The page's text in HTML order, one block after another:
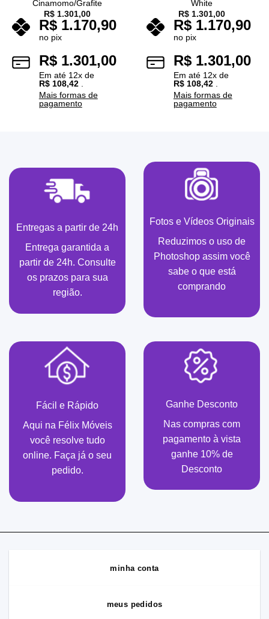
Cinamomo/Grafite
R$ 1.301,00
R$1.170,90
no pix
R$1.301,00
Em até 12x de
R$108,42.
Mais formas de
pagamento
White
R$ 1.301,00
R$1.170,90
no pix
R$1.301,00
Em até 12x de
R$108,42.
Mais formas de
pagamento
Entregas a partir de 24h
Entrega garantida a
partir de 24h. Consulte
os prazos para sua
região.
Fotos e Vídeos Originais
Reduzimos o uso de
Photoshop assim você
sabe o que está
comprando
Fácil e Rápido
Aqui na Félix Móveis
você resolve tudo
online. Faça já o seu
pedido.
Ganhe Desconto
Nas compras com
pagamento à vista
ganhe 10% de
Desconto
minha conta
meus pedidos